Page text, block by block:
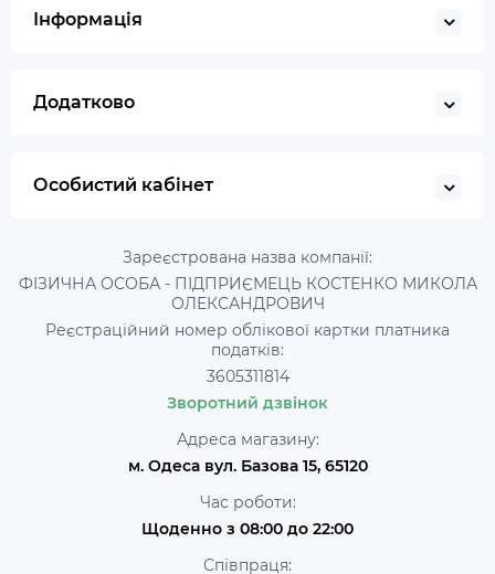
Інформація
Додатково
Особистий кабінет
Зареєстрована назва компанії:
ФІЗИЧНА ОСОБА - ПІДПРИЄМЕЦЬ КОСТЕНКО МИКОЛА
ОЛЕКСАНДРОВИЧ
Реєстраційний номер облікової картки платника
податків:
3605311814
Зворотний дзвінок
Адреса магазину:
м. Одеса вул. Базова 15, 65120
Час роботи:
Щоденно з 08:00 до 22:00
Співпраця: